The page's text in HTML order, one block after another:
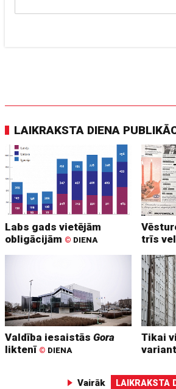
LAIKRAKSTA DIENA
Labs gads vietējām
obligācijām © DIENA
trīs
Valdība iesaistāsGora
liktenī © DIENA
Tikai
Vairāk LAIKRAKSTA